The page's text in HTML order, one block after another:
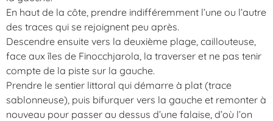
En haut de la côte, prendre indifféremment l’une ou l’autre
des traces qui se rejoignent peu après.
Descendre ensuite vers la deuxième plage, caillouteuse,
face aux îles de Finocchjarola, la traverser et ne pas tenir
compte de la piste sur la gauche.
Prendre le sentier littoral qui démarre à plat (trace
sablonneuse), puis bifurquer vers la gauche et remonter à
nouveau pour passer au dessus d’une falaise, d’où l’on